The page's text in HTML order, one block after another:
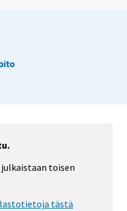
toisen
tästä